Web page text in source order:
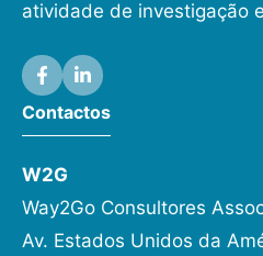
atividade de investigação
Contactos
W2G
Way2Go Consultores
Av. Estados Unidos da